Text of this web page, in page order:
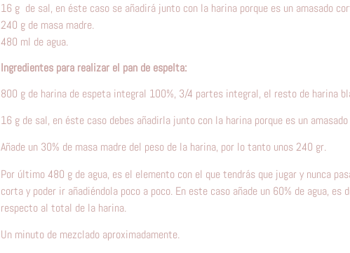
16 g de sal, en éste caso se añadirá junto con la harina porque es un amasado
240 g de masa madre.
480 ml de agua.
Ingredientes para realizar el pan de espelta:
800 g de harina de espeta integral 100%, 3/4 partes integral, el resto de harina
16 g de sal, en éste caso debes añadirla junto con la harina porque es un
Añade un 30% de masa madre del peso de la harina, por lo tanto unos 240 gr.
Por último 480 g de agua, es el elemento con el que tendrás que jugar y nunca
corta y poder ir añadiéndola poco a poco. En este caso añade un 60% de agua, es
respecto al total de la harina.
Un minuto de mezclado aproximadamente.